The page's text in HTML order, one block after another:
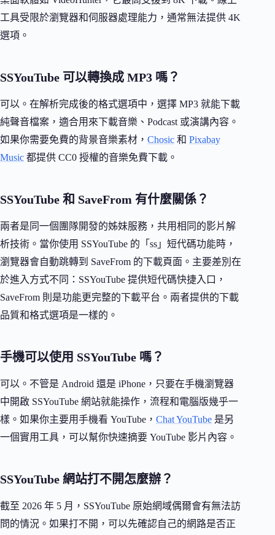
工具受限於瀏覽器和伺服器處理能力，通常無法提供 4K
選項。
SSYouTube 可以轉換成 MP3 嗎？
可以。在解析完成後的格式選項中，選擇 MP3 就能下載
純聲音檔案，適合用來下載音樂、Podcast 或演講內容。
如果你需要免費的背景音樂素材， Chosic 和 Pixabay
Music 都提供 CC0 授權的音樂免費下載。
SSYouTube 和 SaveFrom 有什麼關係？
兩者是同一個團隊開發的姊妹服務，共用相同的影片解
析技術。當你使用 SSYouTube 的「ss」短代碼功能時，
瀏覽器會自動跳轉到 SaveFrom 的下載頁面。主要差別在
於進入方式不同：SSYouTube 提供短代碼快捷入口，
SaveFrom 則是功能更完整的下載平台。兩者提供的下載
品質和格式選項是一樣的。
手機可以使用 SSYouTube 嗎？
可以。不管是 Android 還是 iPhone，只要在手機瀏覽器
中開啟 SSYouTube 網站就能操作，流程和電腦版幾乎一
樣。如果你主要用手機看 YouTube， Chat YouTube 是另
一個實用工具，可以幫你快速摘要 YouTube 影片內容。
SSYouTube 網站打不開怎麼辦？
截至 2026 年 5 月，SSYouTube 原始網域偶爾會有無法訪
問的情況。如果打不開，可以先確認自己的網路是否正